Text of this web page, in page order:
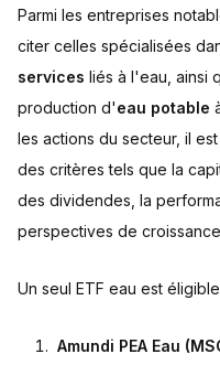
Parmi les entreprises
citer celles spécialisées
services liés à l'eau, ainsi
production d'eau potable
les actions du secteur, il
des critères tels que la
des dividendes, la
perspectives de
Un seul ETF eau est
Amundi PEA Eau